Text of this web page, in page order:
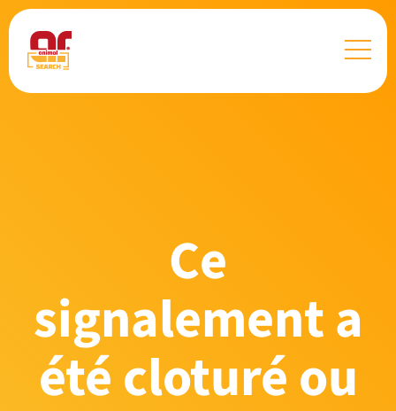
Ce
signalement a
été cloturé ou